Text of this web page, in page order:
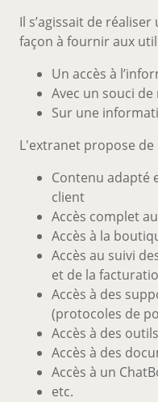
Il s’agissait de
façon à fournir aux
Un accès à
Avec un souci de
Sur une
L'extranet propose
Contenu adapté
client
Accès complet
Accès à la
Accès au suivi
et de la
Accès à des
(protocoles de
Accès à des
Accès à des
Accès à un
etc.